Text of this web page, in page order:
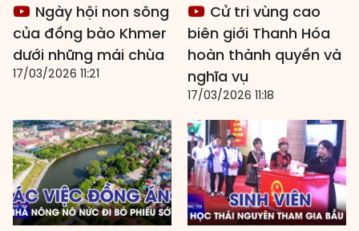
Ngày hội non sông
của đồng bào Khmer
dưới những mái chùa
17/03/2026 11:21
Cử tri vùng cao
biên giới Thanh Hóa
hoàn thành quyền và
nghĩa vụ
17/03/2026 11:18